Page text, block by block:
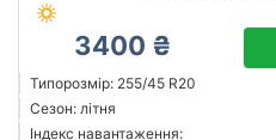
3400 ₴
Типорозмір: 255/45 R20
Сезон: літня
Індекс навантаження: